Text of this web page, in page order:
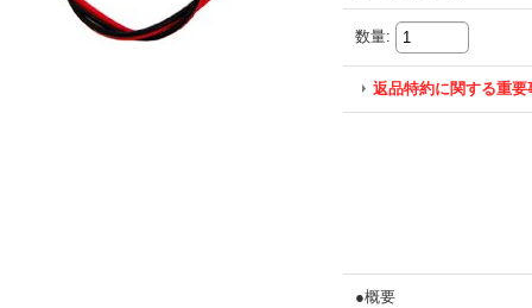
数量:
返品特約に関する重要
●概要